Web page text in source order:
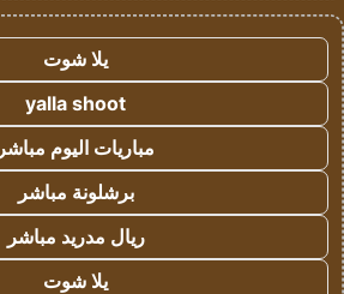
يلا شوت
yalla shoot
مباريات اليوم مباشر
برشلونة مباشر
ريال مدريد مباشر
يلا شوت